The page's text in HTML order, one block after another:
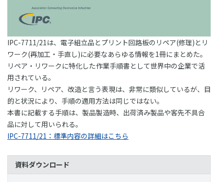
IPC-7711/21は、電子組立品とプリント回路板のリペア(修理)とリ
ワーク(再加工・手直し)に必要なあらゆる情報を1冊にまとめた。​
リペア・リワークに特化した作業手順書として世界中の企業で活
用されている。​
リワーク、リペア、改造と言う表現は、非常に類似しているが、目
的と状況により、手順の適用方法は同じではない。
本書に記載する手順は、製品製造時、出荷済み製品や客先不具合
品に対して用いられる。
IPC-7711/21：標準内容の詳細はこちら
資料ダウンロード